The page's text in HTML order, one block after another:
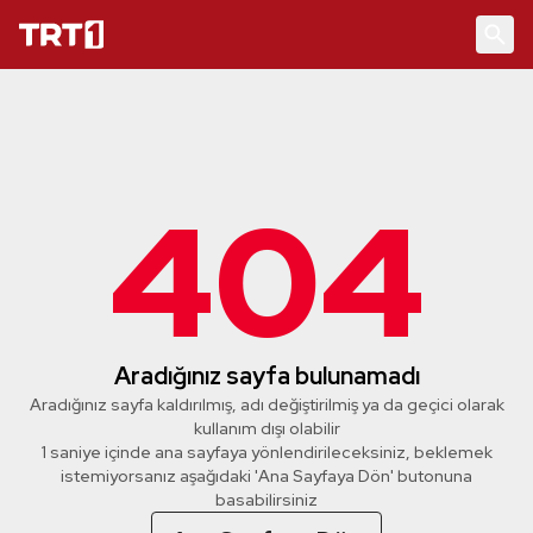
404
Aradığınız sayfa bulunamadı
Aradığınız sayfa kaldırılmış, adı değiştirilmiş ya da geçici olarak
kullanım dışı olabilir
1 saniye içinde ana sayfaya yönlendirileceksiniz, beklemek
istemiyorsanız aşağıdaki 'Ana Sayfaya Dön' butonuna
basabilirsiniz